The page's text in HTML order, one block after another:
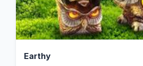
Earthy